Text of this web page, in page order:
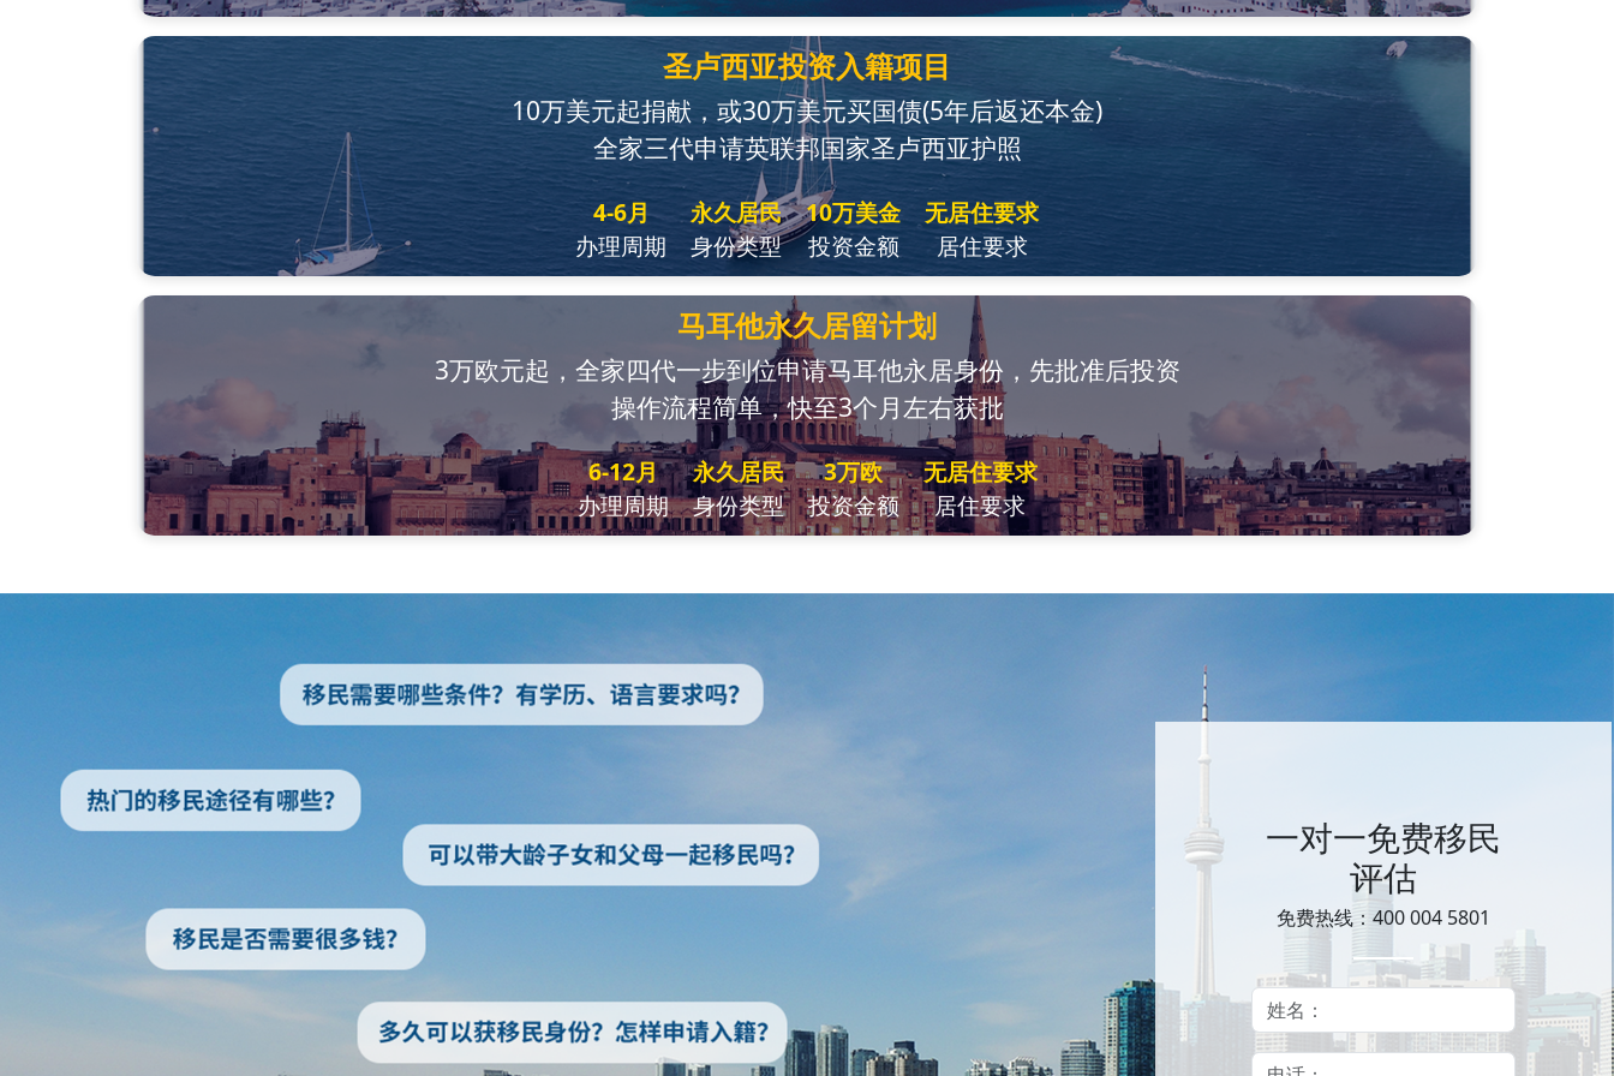
圣卢西亚投资入籍项目
10万美元起捐献，或30万美元买国债(5年后返还本金)
全家三代申请英联邦国家圣卢西亚护照
4-6月
办理周期
永久居民
身份类型
10万美金
投资金额
无居住要求
居住要求
马耳他永久居留计划
3万欧元起，全家四代一步到位申请马耳他永居身份，先批准后投资
操作流程简单，快至3个月左右获批
6-12月
办理周期
永久居民
身份类型
3万欧
投资金额
无居住要求
居住要求
一对一免费移民
评估
免费热线：400 004 5801